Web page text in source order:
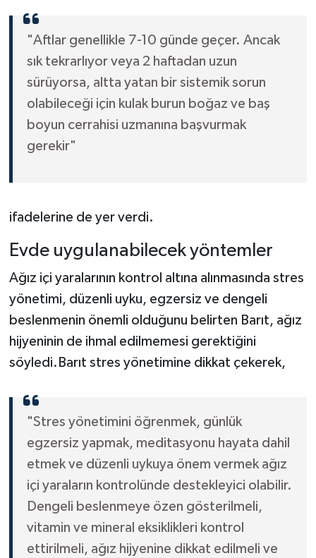
"Aftlar genellikle 7-10 günde geçer. Ancak
sık tekrarlıyor veya 2 haftadan uzun
sürüyorsa, altta yatan bir sistemik sorun
olabileceği için kulak burun boğaz ve baş
boyun cerrahisi uzmanına başvurmak
gerekir"
ifadelerine de yer verdi.
Evde uygulanabilecek yöntemler
Ağız içi yaralarının kontrol altına alınmasında stres
yönetimi, düzenli uyku, egzersiz ve dengeli
beslenmenin önemli olduğunu belirten Barıt, ağız
hijyeninin de ihmal edilmemesi gerektiğini
söyledi.Barıt stres yönetimine dikkat çekerek,
"Stres yönetimini öğrenmek, günlük
egzersiz yapmak, meditasyonu hayata dahil
etmek ve düzenli uykuya önem vermek ağız
içi yaraların kontrolünde destekleyici olabilir.
Dengeli beslenmeye özen gösterilmeli,
vitamin ve mineral eksiklikleri kontrol
ettirilmeli, ağız hijyenine dikkat edilmeli ve